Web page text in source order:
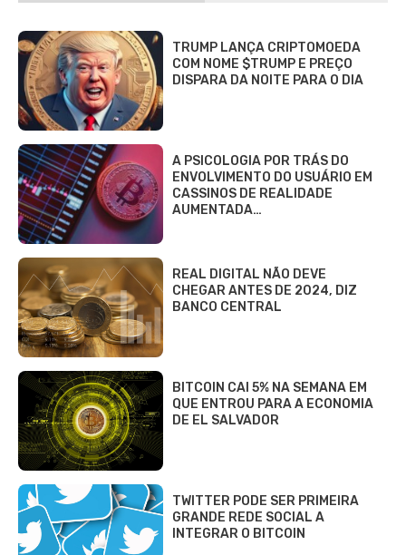
TRUMP LANÇA CRIPTOMOEDA
COM NOME $TRUMP E PREÇO
DISPARA DA NOITE PARA O DIA
A PSICOLOGIA POR TRÁS DO
ENVOLVIMENTO DO USUÁRIO EM
CASSINOS DE REALIDADE
AUMENTADA…
REAL DIGITAL NÃO DEVE
CHEGAR ANTES DE 2024, DIZ
BANCO CENTRAL
BITCOIN CAI 5% NA SEMANA EM
QUE ENTROU PARA A ECONOMIA
DE EL SALVADOR
TWITTER PODE SER PRIMEIRA
GRANDE REDE SOCIAL A
INTEGRAR O BITCOIN